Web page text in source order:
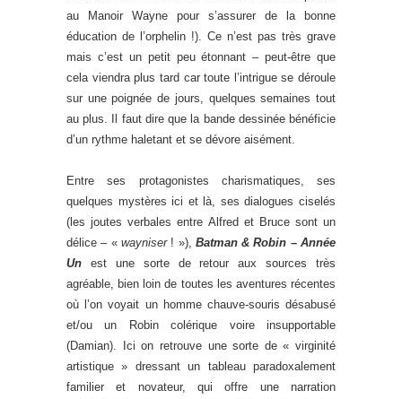
au Manoir Wayne pour s’assurer de la bonne
éducation de l’orphelin !). Ce n’est pas très grave
mais c’est un petit peu étonnant – peut-être que
cela viendra plus tard car toute l’intrigue se déroule
sur une poignée de jours, quelques semaines tout
au plus. Il faut dire que la bande dessinée bénéficie
d’un rythme haletant et se dévore aisément.
Entre ses protagonistes charismatiques, ses
quelques mystères ici et là, ses dialogues ciselés
(les joutes verbales entre Alfred et Bruce sont un
délice – « wayniser! »), Batman & Robin – Année
Un est une sorte de retour aux sources très
agréable, bien loin de toutes les aventures récentes
où l’on voyait un homme chauve-souris désabusé
et/ou un Robin colérique voire insupportable
(Damian). Ici on retrouve une sorte de « virginité
artistique » dressant un tableau paradoxalement
familier et novateur, qui offre une narration